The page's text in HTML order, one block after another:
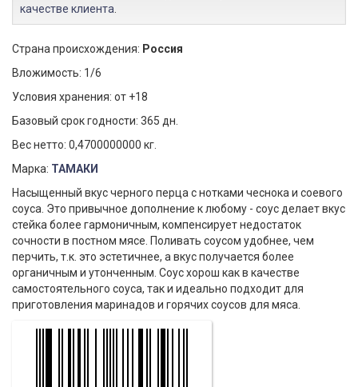
качестве клиента
Страна происхождения: Россия
Вложимость: 1/6
Условия хранения: от +18
Базовый срок годности: 365 дн.
Вес нетто: 0,4700000000 кг.
Марка: ТАМАКИ
Насыщенный вкус черного перца с нотками чеснока и соевого
соуса. Это привычное дополнение к любому - соус делает вкус
стейка более гармоничным, компенсирует недостаток
сочности в постном мясе. Поливать соусом удобнее, чем
перчить, т.к. это эстетичнее, а вкус получается более
органичным и утонченным. Соус хорош как в качестве
самостоятельного соуса, так и идеально подходит для
приготовления маринадов и горячих соусов для мяса.